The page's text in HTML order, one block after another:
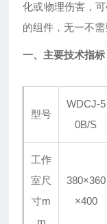
化或物理伤害，
的组件，无一不需
一、主要技术指标
型号
WDCJ-5
0B/S
工作
室尺
寸m
380×360
×400